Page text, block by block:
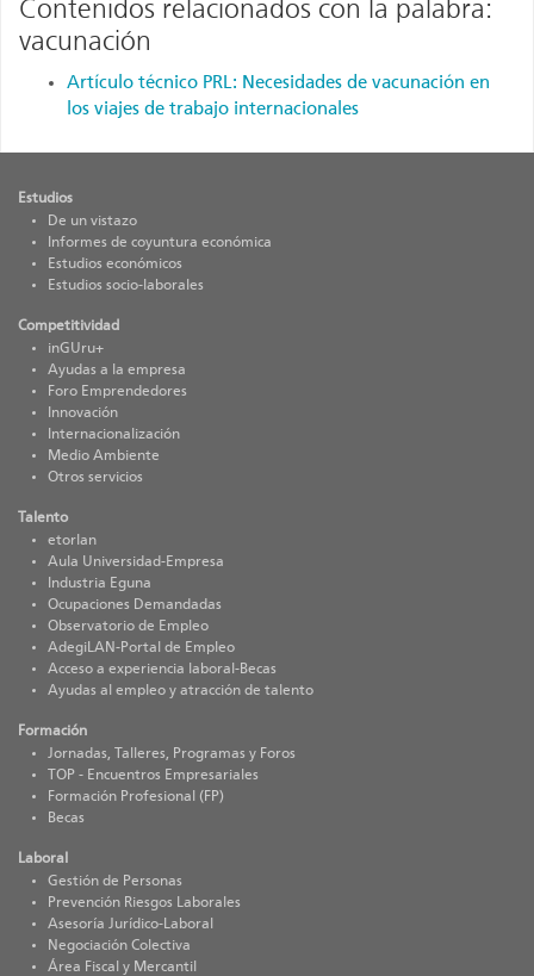
Contenidos relacionados con la palabra:
vacunación
Artículo técnico PRL: Necesidades de vacunación en
los viajes de trabajo internacionales
Estudios
De un vistazo
Informes de coyuntura económica
Estudios económicos
Estudios socio-laborales
Competitividad
inGUru+
Ayudas a la empresa
Foro Emprendedores
Innovación
Internacionalización
Medio Ambiente
Otros servicios
Talento
etorlan
Aula Universidad-Empresa
Industria Eguna
Ocupaciones Demandadas
Observatorio de Empleo
AdegiLAN-Portal de Empleo
Acceso a experiencia laboral-Becas
Ayudas al empleo y atracción de talento
Formación
Jornadas, Talleres, Programas y Foros
TOP - Encuentros Empresariales
Formación Profesional (FP)
Becas
Laboral
Gestión de Personas
Prevención Riesgos Laborales
Asesoría Jurídico-Laboral
Negociación Colectiva
Área Fiscal y Mercantil